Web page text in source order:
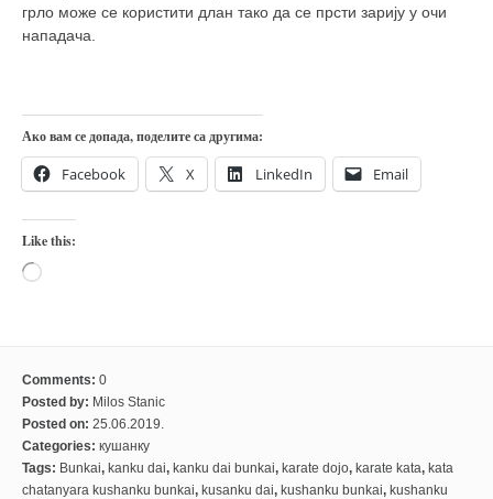
нунчаку
тонфа
галерија клуба
чланарина
контакт
грло може се користити длан тако да се прсти зарију у очи
нападача.
Ако вам се допада, поделите са другима:
Facebook X LinkedIn Email
Like this:
Loading…
Comments: 0
Posted by: Milos Stanic
Posted on: 25.06.2019.
Categories: кушанку
Tags: Bunkai, kanku dai, kanku dai bunkai, karate dojo, karate kata, kata
chatanyara kushanku bunkai, kusanku dai, kushanku bunkai, kushanku